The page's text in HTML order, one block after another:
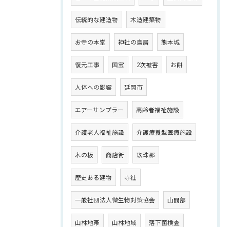
伝統的な建造物 木造建築物
お寺の本堂 神社の鳥居 熊本城
復元工事 国宝 2次被害 お餅
人体への影響 延岡市
エアーサンプラー 高齢者福祉施設
介護老人福祉施設 介護療養型医療施設
木の板 商店街 玖珠郡
歴史ある建物 寺社
一般社団法人微生物対策協会 山間部
山林地帯 山林地域 落下菌検査